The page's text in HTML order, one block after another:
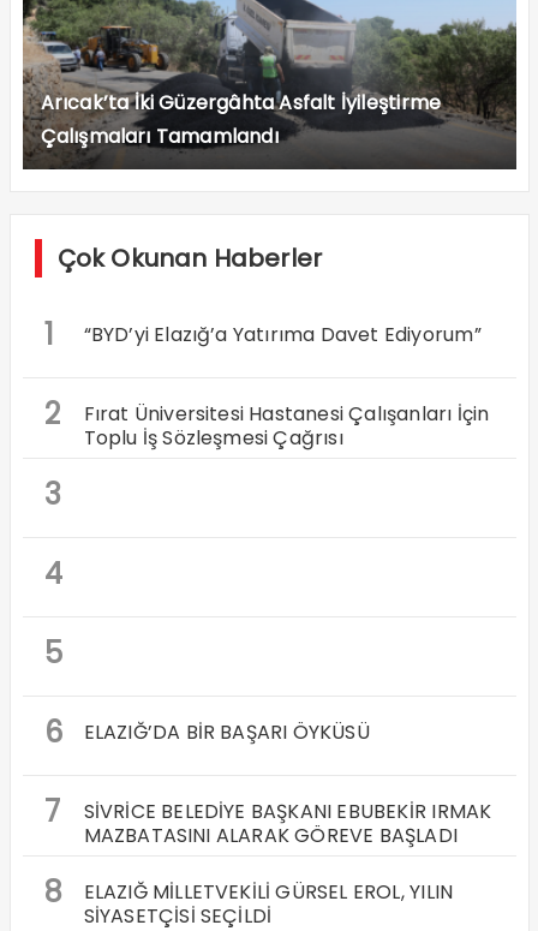
Arıcak’ta İki Güzergâhta Asfalt İyileştirme
Çalışmaları Tamamlandı
Çok Okunan Haberler
1 “BYD’yi Elazığ’a Yatırıma Davet Ediyorum”
2
Fırat Üniversitesi Hastanesi Çalışanları İçin
Toplu İş Sözleşmesi Çağrısı
3
4
5
6
ELAZIĞ’DA BİR BAŞARI ÖYKÜSÜ
7
SİVRİCE BELEDİYE BAŞKANI EBUBEKİR IRMAK
MAZBATASINI ALARAK GÖREVE BAŞLADI
8
ELAZIĞ MİLLETVEKİLİ GÜRSEL EROL, YILIN
SİYASETÇİSİ SEÇİLDİ